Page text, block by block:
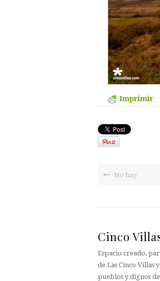
Imprimir
No hay
Cinco
Espacio creado,
de Las Cinco Villas
pueblos y dignos